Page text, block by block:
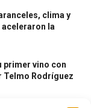
clima y
aceleraron la
primer vino con
Rodríguez